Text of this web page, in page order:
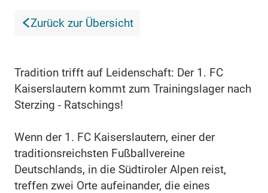
Zurück zur Übersicht
Tradition trifft auf Leidenschaft: Der 1. FC
Kaiserslautern kommt zum Trainingslager nach
Sterzing - Ratschings!
Wenn der 1. FC Kaiserslautern, einer der
traditionsreichsten Fußballvereine
Deutschlands, in die Südtiroler Alpen reist,
treffen zwei Orte aufeinander, die eines